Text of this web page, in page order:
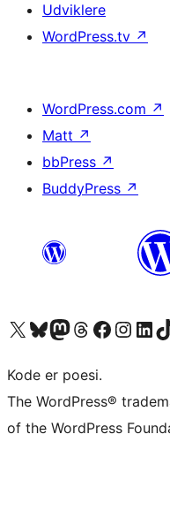
Udviklere
WordPress.tv ↗
WordPress.com ↗
Matt ↗
bbPress ↗
BuddyPress ↗
Besøg vores X (tidligere Twitter) konto
Besøg vores Bluesky-konto
Besøg vores Mastodon konto
Besøg vores Threads-konto
Besøg vores Facebook sideBesøg vores Instagram konto
Besøg vores
Kode er poesi.
The WordPress®
of the WordPress